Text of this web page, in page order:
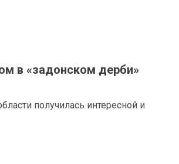
в «задонском дерби»
получилась интересной и